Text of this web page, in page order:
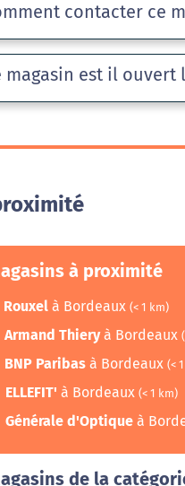
contacter ce
magasin est il ouvert
à proximité
Rouxel à Bordeaux (< 1 km)
Armand Thieryà Bordeaux
BNP Paribas à Bordeaux (<
ELLEFIT' à Bordeaux (< 1 km)
Générale d'Optique à
de la